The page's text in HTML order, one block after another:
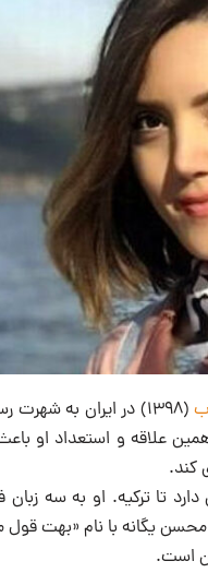
(۱۳۹۸) در ایران به
علاقه و استعداد او
تا ترکیه. او به سه زبان
یگانه با نام «بهت
است.